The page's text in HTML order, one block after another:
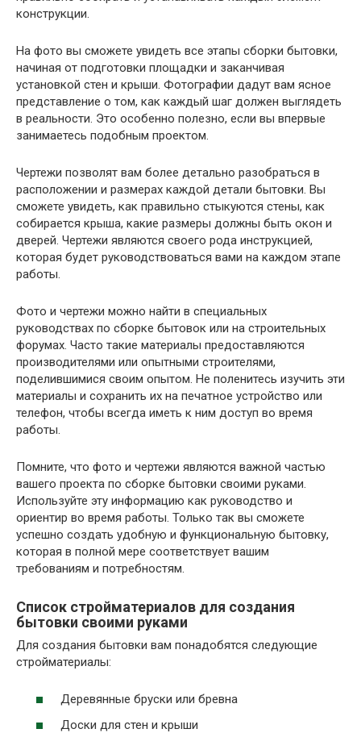
конструкции.
На фото вы сможете увидеть все этапы сборки бытовки,
начиная от подготовки площадки и заканчивая
установкой стен и крыши. Фотографии дадут вам ясное
представление о том, как каждый шаг должен выглядеть
в реальности. Это особенно полезно, если вы впервые
занимаетесь подобным проектом.
Чертежи позволят вам более детально разобраться в
расположении и размерах каждой детали бытовки. Вы
сможете увидеть, как правильно стыкуются стены, как
собирается крыша, какие размеры должны быть окон и
дверей. Чертежи являются своего рода инструкцией,
которая будет руководствоваться вами на каждом этапе
работы.
Фото и чертежи можно найти в специальных
руководствах по сборке бытовок или на строительных
форумах. Часто такие материалы предоставляются
производителями или опытными строителями,
поделившимися своим опытом. Не поленитесь изучить эти
материалы и сохранить их на печатное устройство или
телефон, чтобы всегда иметь к ним доступ во время
работы.
Помните, что фото и чертежи являются важной частью
вашего проекта по сборке бытовки своими руками.
Используйте эту информацию как руководство и
ориентир во время работы. Только так вы сможете
успешно создать удобную и функциональную бытовку,
которая в полной мере соответствует вашим
требованиям и потребностям.
Список стройматериалов для создания
бытовки своими руками
Для создания бытовки вам понадобятся следующие
стройматериалы:
Деревянные бруски или бревна
Доски для стен и крыши